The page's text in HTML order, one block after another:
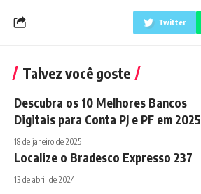
Twitter
Talvez você goste
Descubra os 10 Melhores Bancos
Digitais para Conta PJ e PF em 2025
18 de janeiro de 2025
Localize o Bradesco Expresso 237
13 de abril de 2024